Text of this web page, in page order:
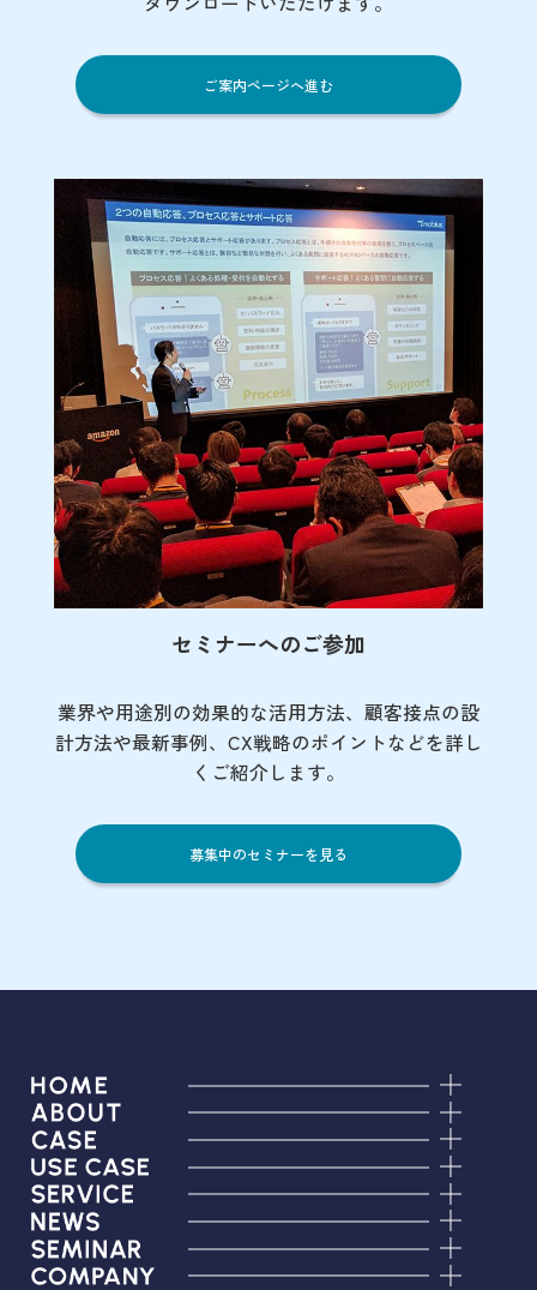
ご案内ページへ進む
セミナーへのご参加
業界や用途別の効果的な活用方法、顧客接点の設
計方法や最新事例、CX戦略のポイントなどを詳し
くご紹介します。
募集中のセミナーを見る